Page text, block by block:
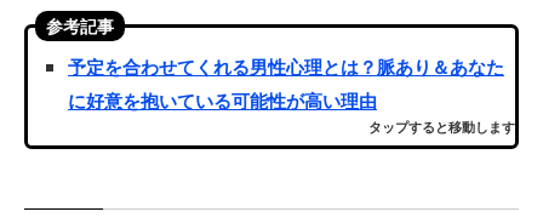
参考記事
予定を合わせてくれる男性心理とは？脈あり＆あなた
に好意を抱いている可能性が高い理由
タップすると移動します